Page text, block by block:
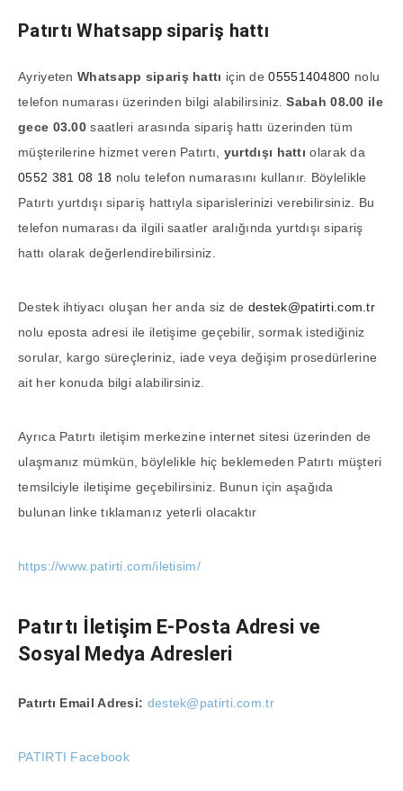
Patırtı Whatsapp sipariş hattı
Ayriyeten Whatsapp sipariş hattı için de05551404800 nolu
telefon numarası üzerinden bilgi alabilirsiniz.Sabah 08.00 ile
gece 03.00 saatleri arasında sipariş hattı üzerinden tüm
müşterilerine hizmet veren Patırtı, yurtdışı hattı olarak da
0552 381 08 18 nolu telefon numarasını kullanır. Böylelikle
Patırtı yurtdışı sipariş hattıyla siparislerinizi verebilirsiniz. Bu
telefon numarası da ilgili saatler aralığında yurtdışı sipariş
hattı olarak değerlendirebilirsiniz.
Destek ihtiyacı oluşan her anda siz de destek@patirti.com.tr
nolu eposta adresi ile iletişime geçebilir, sormak istediğiniz
sorular, kargo süreçleriniz, iade veya değişim prosedürlerine
ait her konuda bilgi alabilirsiniz.
Ayrıca Patırtı iletişim merkezine internet sitesi üzerinden de
ulaşmanız mümkün, böylelikle hiç beklemeden Patırtı müşteri
temsilciyle iletişime geçebilirsiniz. Bunun için aşağıda
bulunan linke tıklamanız yeterli olacaktır
https://www.patirti.com/iletisim/
Patırtı İletişim E-Posta Adresi ve
Sosyal Medya Adresleri
Patırtı Email Adresi: destek@patirti.com.tr
PATIRTI Facebook